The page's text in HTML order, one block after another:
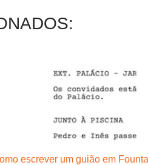
escrever um guião em